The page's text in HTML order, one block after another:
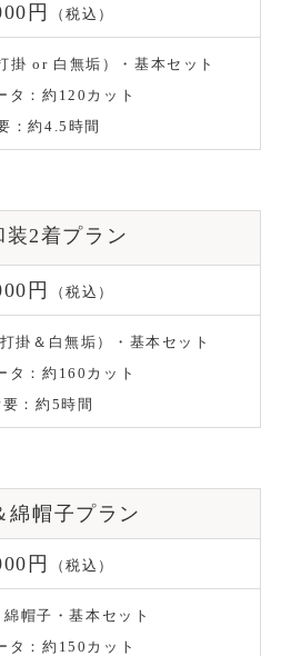
円 （税込）
掛 or 白無垢）・基本セット
タ：約120カット
：約4.5時間
装2着プラン
円 （税込）
掛＆白無垢）・基本セット
タ：約160カット
：約5時間
綿帽子プラン
円 （税込）
帽子・基本セット
タ：約150カット